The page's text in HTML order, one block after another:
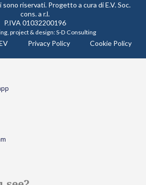
riservati. Progetto a cura diE.V. Soc.
cons. a r.l.
P.IVA 01032200196
project & design:S-D Consulting
Privacy Policy Cookie Policy